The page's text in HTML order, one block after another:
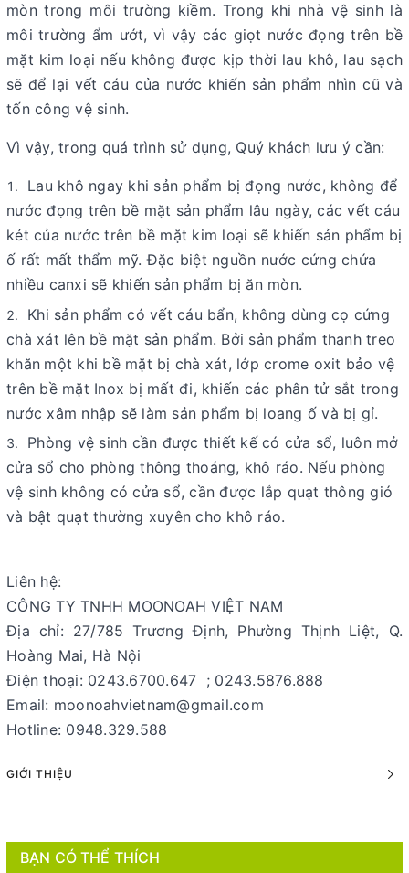
mòn trong môi trường kiềm. Trong khi nhà vệ sinh là
môi trường ẩm ướt, vì vậy các giọt nước đọng trên bề
mặt kim loại nếu không được kịp thời lau khô, lau sạch
sẽ để lại vết cáu của nước khiến sản phẩm nhìn cũ và
tốn công vệ sinh.
Vì vậy, trong quá trình sử dụng, Quý khách lưu ý cần:
Lau khô ngay khi sản phẩm bị đọng nước, không để
nước đọng trên bề mặt sản phẩm lâu ngày, các vết cáu
két của nước trên bề mặt kim loại sẽ khiến sản phẩm bị
ố rất mất thẩm mỹ. Đặc biệt nguồn nước cứng chứa
nhiều canxi sẽ khiến sản phẩm bị ăn mòn.
Khi sản phẩm có vết cáu bẩn, không dùng cọ cứng
chà xát lên bề mặt sản phẩm. Bởi sản phẩm thanh treo
khăn một khi bề mặt bị chà xát, lớp crome oxit bảo vệ
trên bề mặt Inox bị mất đi, khiến các phân tử sắt trong
nước xâm nhập sẽ làm sản phẩm bị loang ố và bị gỉ.
Phòng vệ sinh cần được thiết kế có cửa sổ, luôn mở
cửa sổ cho phòng thông thoáng, khô ráo. Nếu phòng
vệ sinh không có cửa sổ, cần được lắp quạt thông gió
và bật quạt thường xuyên cho khô ráo.
Liên hệ:
CÔNG TY TNHH MOONOAH VIỆT NAM
Địa chỉ: 27/785 Trương Định, Phường Thịnh Liệt, Q.
Hoàng Mai, Hà Nội
Điện thoại: 0243.6700.647 ; 0243.5876.888
Email: moonoahvietnam@gmail.com
Hotline: 0948.329.588
GIỚI THIỆU
BẠN CÓ THỂ THÍCH